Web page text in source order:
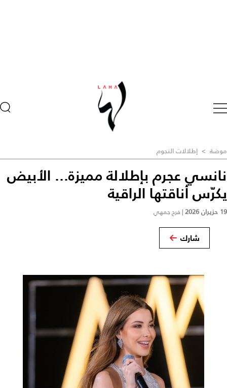
موضة > إطلالات النجوم
نانسي عجرم بإطلالة مميزة... الأبيض
يكرّس أناقتها الراقية
19 حزيران 2026 | فرح جمهي
شارك